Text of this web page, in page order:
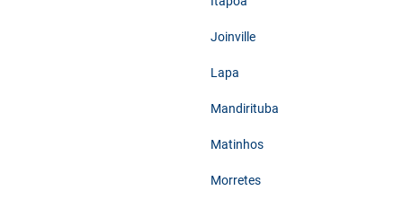
Joinville
Lapa
Mandirituba
Matinhos
Morretes